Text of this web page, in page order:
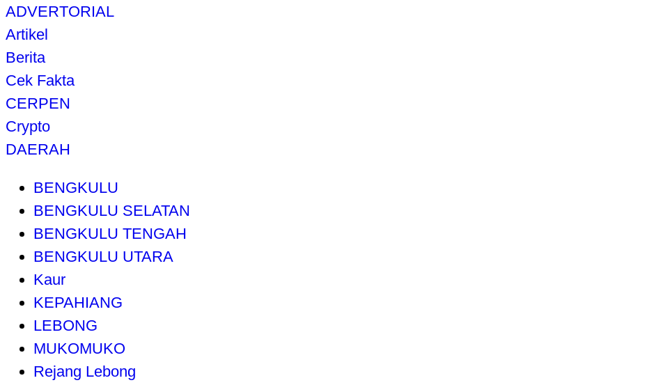
ADVERTORIAL
Artikel
Berita
Cek Fakta
CERPEN
Crypto
DAERAH
BENGKULU
BENGKULU SELATAN
BENGKULU TENGAH
BENGKULU UTARA
Kaur
KEPAHIANG
LEBONG
MUKOMUKO
Rejang Lebong